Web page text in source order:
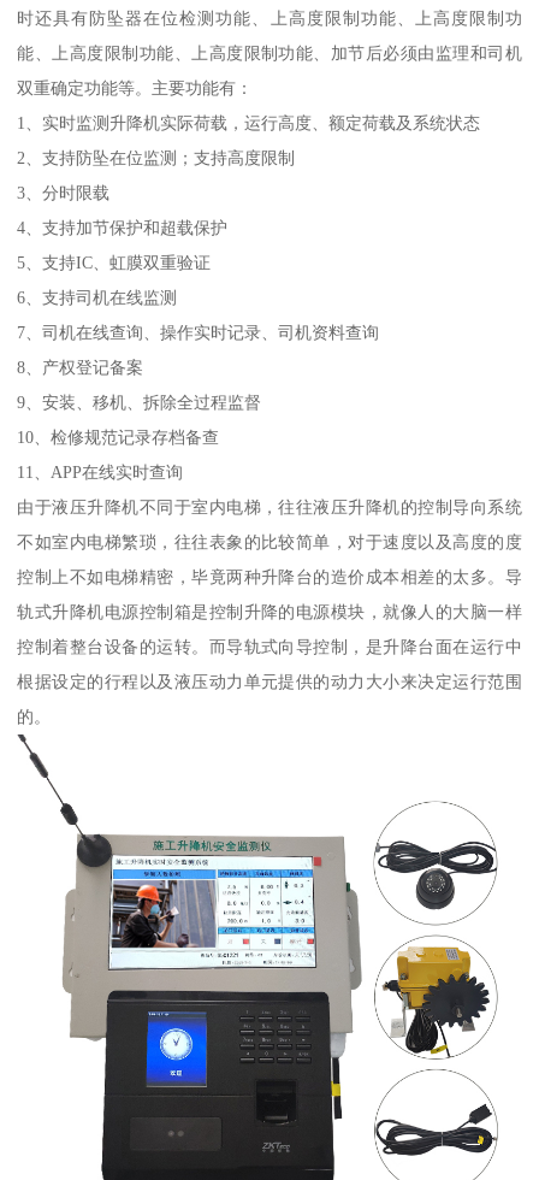
时还具有防坠器在位检测功能、上高度限制功能、上高度限制功
能、上高度限制功能、上高度限制功能、加节后必须由监理和司机
双重确定功能等。主要功能有：
1、实时监测升降机实际荷载，运行高度、额定荷载及系统状态
2、支持防坠在位监测；支持高度限制
3、分时限载
4、支持加节保护和超载保护
5、支持IC、虹膜双重验证
6、支持司机在线监测
7、司机在线查询、操作实时记录、司机资料查询
8、产权登记备案
9、安装、移机、拆除全过程监督
10、检修规范记录存档备查
11、APP在线实时查询
由于液压升降机不同于室内电梯，往往液压升降机的控制导向系统
不如室内电梯繁琐，往往表象的比较简单，对于速度以及高度的度
控制上不如电梯精密，毕竟两种升降台的造价成本相差的太多。导
轨式升降机电源控制箱是控制升降的电源模块，就像人的大脑一样
控制着整台设备的运转。而导轨式向导控制，是升降台面在运行中
根据设定的行程以及液压动力单元提供的动力大小来决定运行范围
的。